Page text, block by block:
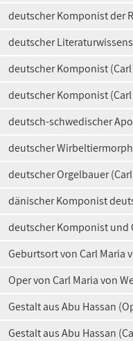
deutscher Komponist der
deutscher
deutscher Komponist
deutscher Komponist
deutsch-schwedischer
deutscher
deutscher Orgelbauer
dänischer Komponist
deutscher Komponist und
Geburtsort von Carl Maria
Oper von Carl Maria von
Gestalt aus Abu Hassan
Gestalt aus Abu Hassan